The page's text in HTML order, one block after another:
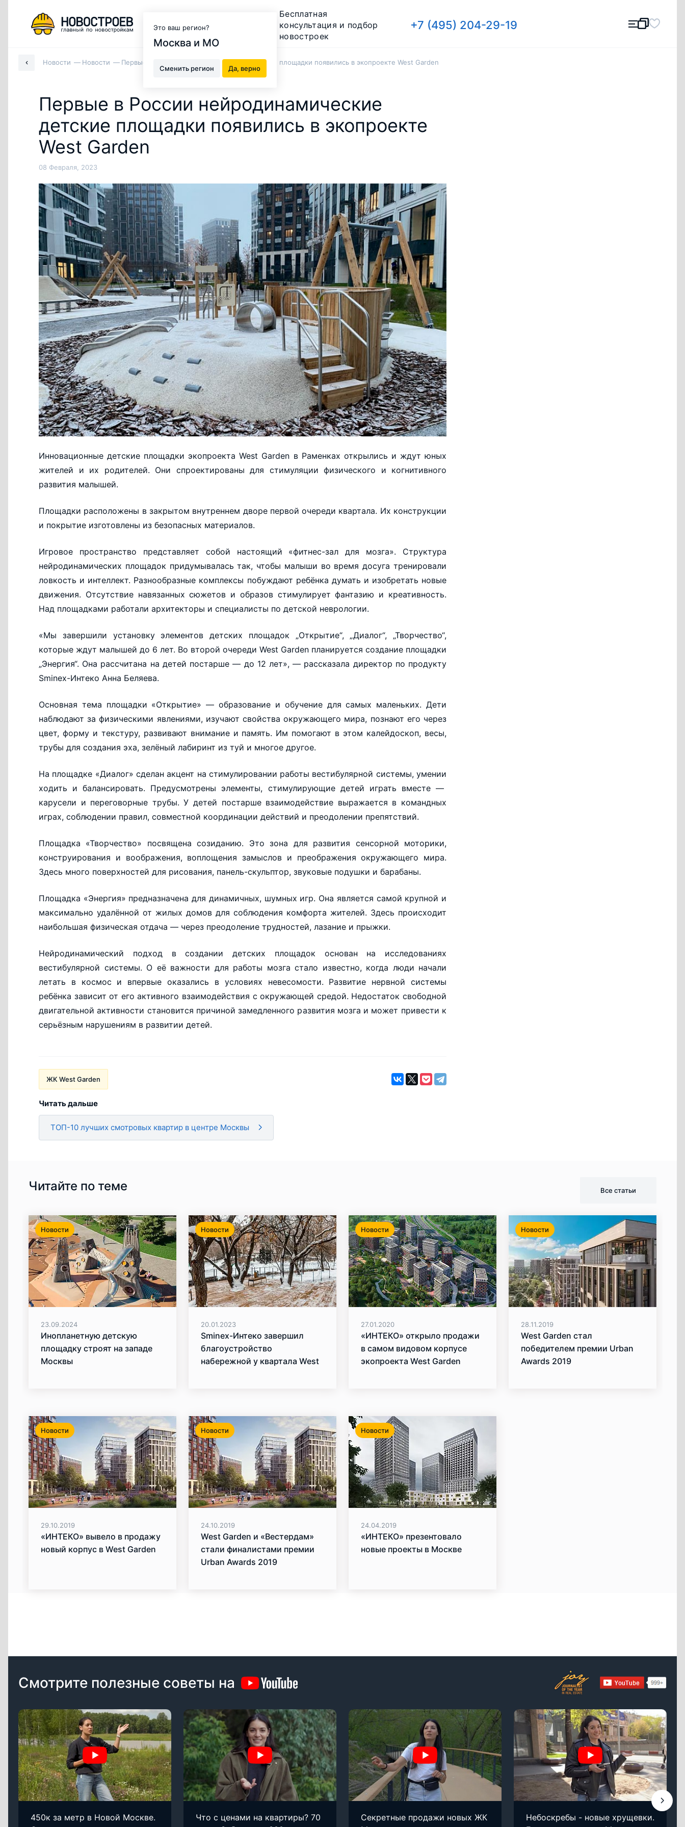
Это ваш регион?
Москва и МО
Сменить регион Да, верно
Бесплатная
консультация и подбор
новостроек
+7 (495) 204-29-19
Новости Новости Первые в России нейродинамические детские площадки появились в экопроекте West Garden
Первые в России нейродинамические
детские площадки появились в экопроекте
West Garden
08 Февраля, 2023
Инновационные детские площадки экопроекта West Garden в Раменках открылись и ждут юных
жителей и их родителей. Они спроектированы для стимуляции физического и когнитивного
развития малышей.
Площадки расположены в закрытом внутреннем дворе первой очереди квартала. Их конструкции
и покрытие изготовлены из безопасных материалов.
Игровое пространство представляет собой настоящий «фитнес-зал для мозга». Структура
нейродинамических площадок придумывалась так, чтобы малыши во время досуга тренировали
ловкость и интеллект. Разнообразные комплексы побуждают ребёнка думать и изобретать новые
движения. Отсутствие навязанных сюжетов и образов стимулирует фантазию и креативность.
Над площадками работали архитекторы и специалисты по детской неврологии.
«Мы завершили установку элементов детских площадок „Открытие“, „Диалог“, „Творчество“,
которые ждут малышей до 6 лет. Во второй очереди West Garden планируется создание площадки
„Энергия“. Она рассчитана на детей постарше — до 12 лет», — рассказала директор по продукту
Sminex-Интеко Анна Беляева.
Основная тема площадки «Открытие» — образование и обучение для самых маленьких. Дети
наблюдают за физическими явлениями, изучают свойства окружающего мира, познают его через
цвет, форму и текстуру, развивают внимание и память. Им помогают в этом калейдоскоп, весы,
трубы для создания эха, зелёный лабиринт из туй и многое другое.
На площадке «Диалог» сделан акцент на стимулировании работы вестибулярной системы, умении
ходить и балансировать. Предусмотрены элементы, стимулирующие детей играть вместе —
карусели и переговорные трубы. У детей постарше взаимодействие выражается в командных
играх, соблюдении правил, совместной координации действий и преодолении препятствий.
Площадка «Творчество» посвящена созиданию. Это зона для развития сенсорной моторики,
конструирования и воображения, воплощения замыслов и преображения окружающего мира.
Здесь много поверхностей для рисования, панель-скульптор, звуковые подушки и барабаны.
Площадка «Энергия» предназначена для динамичных, шумных игр. Она является самой крупной и
максимально удалённой от жилых домов для соблюдения комфорта жителей. Здесь происходит
наибольшая физическая отдача — через преодоление трудностей, лазание и прыжки.
Нейродинамический подход в создании детских площадок основан на исследованиях
вестибулярной системы. О её важности для работы мозга стало известно, когда люди начали
летать в космос и впервые оказались в условиях невесомости. Развитие нервной системы
ребёнка зависит от его активного взаимодействия с окружающей средой. Недостаток свободной
двигательной активности становится причиной замедленного развития мозга и может привести к
серьёзным нарушениям в развитии детей.
ЖК West Garden
Читать дальше
ТОП-10 лучших смотровых квартир в центре Москвы
Читайте по теме Все статьи
Новости
23.09.2024
Инопланетную детскую
площадку строят на западе
Москвы
Новости
20.01.2023
Sminex-Интеко завершил
благоустройство
набережной у квартала West
Новости
27.01.2020
«ИНТЕКО» открыло продажи
в самом видовом корпусе
экопроекта West Garden
Новости
28.11.2019
West Garden стал
победителем премии Urban
Awards 2019
Новости
29.10.2019
«ИНТЕКО» вывело в продажу
новый корпус в West Garden
Новости
24.10.2019
West Garden и «Вестердам»
стали финалистами премии
Urban Awards 2019
Новости
24.04.2019
«ИНТЕКО» презентовало
новые проекты в Москве
Смотрите полезные советы на
450к за метр в Новой Москве.
Что с ценами на квартиры? 70
Секретные продажи новых ЖК
Небоскребы - новые хрущевки.